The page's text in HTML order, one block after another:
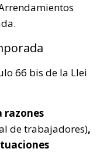
66 bis de la Llei
razones
de trabajadores),